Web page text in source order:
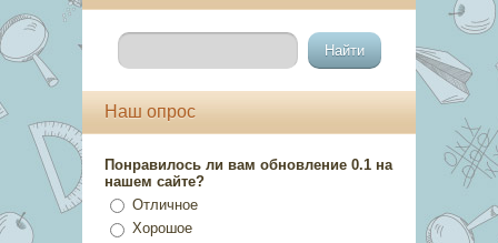
Наш опрос
Понравилось ли вам обновление 0.1 на
нашем сайте?
Отличное
Хорошое